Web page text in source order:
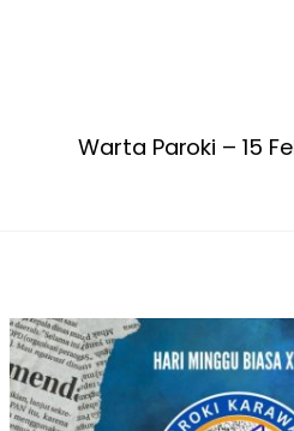
Warta Paroki – 15